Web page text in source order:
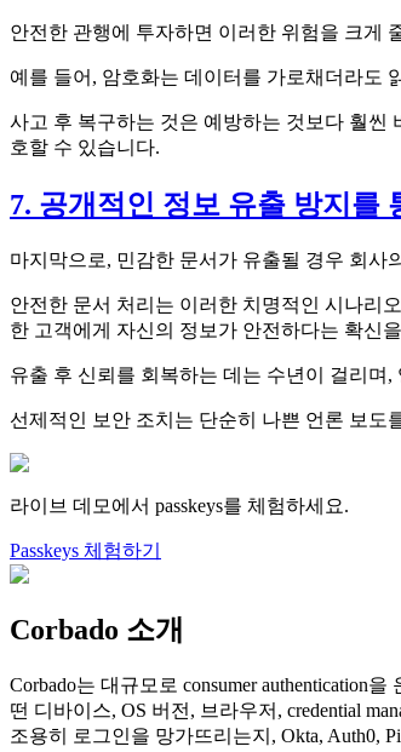
안전한 관행에 투자하면 이러한 위험을 크게
예를 들어, 암호화는 데이터를 가로채더라도
사고 후 복구하는 것은 예방하는 것보다 훨씬
호할 수 있습니다.
7. 공개적인 정보 유출 방지를
마지막으로, 민감한 문서가 유출될 경우 회사
안전한 문서 처리는 이러한 치명적인 시나리
한 고객에게 자신의 정보가 안전하다는 확신
유출 후 신뢰를 회복하는 데는 수년이 걸리며
선제적인 보안 조치는 단순히 나쁜 언론 보도
라이브 데모에서 passkeys를 체험하세요.
Passkeys 체험하기
Corbado 소개
Corbado는 대규모로 consumer authentication
떤 디바이스, OS 버전, 브라우저, credential
조용히 로그인을 망가뜨리는지, Okta, Auth0,